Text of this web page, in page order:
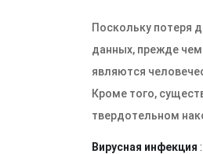
Поскольку потеря
данных, прежде чем
являются
Кроме того,
твердотельном
Вирусная инфекция